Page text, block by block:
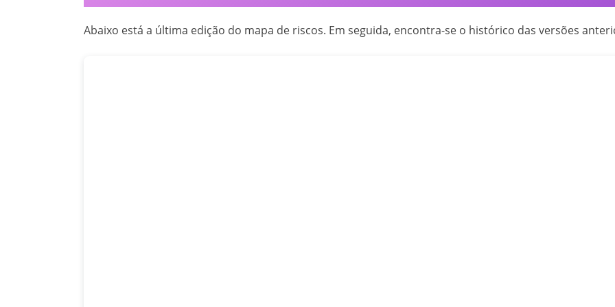
Abaixo está a última edição do mapa de riscos. Em seguida, encontra-se o histórico das versões